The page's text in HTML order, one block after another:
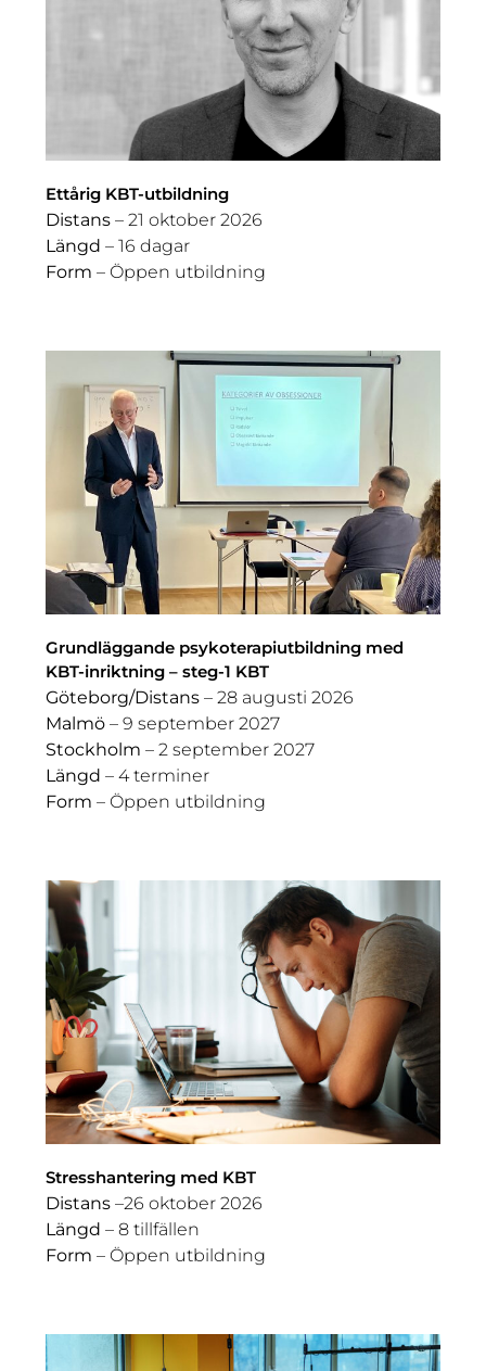
Ettårig KBT-utbildning
Distans– 21 oktober 2026
Längd – 16 dagar
Form – Öppen utbildning
Grundläggande psykoterapiutbildning med
KBT-inriktning – steg-1 KBT
Göteborg/Distans– 28 augusti 2026
Malmö– 9 september 2027
Stockholm – 2 september 2027
Längd – 4 terminer
Form – Öppen utbildning
Stresshantering med KBT
Distans–26 oktober 2026
Längd – 8 tillfällen
Form – Öppen utbildning